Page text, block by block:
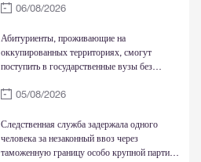
06/08/2026
Абитуриенты, проживающие на
оккупированных территориях, смогут
поступить в государственные вузы без
государства
05/08/2026
Следственная служба задержала одного
человека за незаконный ввоз через
таможенную границу особо крупной партии